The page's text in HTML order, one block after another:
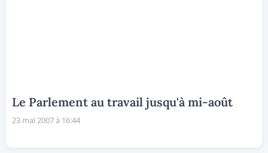
Le Parlement au travail jusqu'à mi-août
23 mai 2007 à 16:44